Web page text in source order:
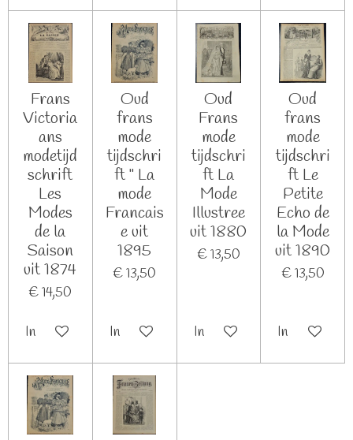
Frans
Victoria
ans
modetijd
schrift
Les
Modes
de la
Saison
uit 1874
€ 14,50
In winkelwagen
Oud
frans
mode
tijdschri
ft " La
mode
Francais
e uit
1895
€ 13,50
In winkelwagen
Oud
Frans
mode
tijdschri
ft La
Mode
Illustree
uit 1880
€ 13,50
In winkelwagen
Oud
frans
mode
tijdschri
ft Le
Petite
Echo de
la Mode
uit 1890
€ 13,50
In